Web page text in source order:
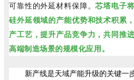
可靠性的外延材料保障。芯塔电子
硅外延领域的产能优势和技术积累
产工艺，提升产品竞争力，共同推
高端制造场景的规模化应用。
新产线是天域产能升级的关键一